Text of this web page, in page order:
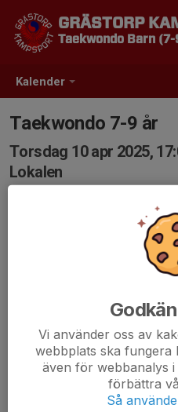
Kalender
GRÄSTORP
Taekwondo Barn
Taekwondo 7-9 år
Torsdag 10 apr 2025,
Lokalen
Vi använder oss av
webbplats ska fungera
även för webbanalys
förbättra
Så